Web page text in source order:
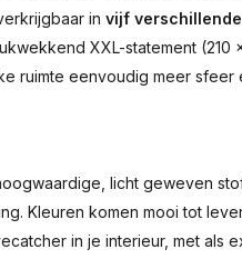
in vijf
XXL-statement (210
ruimte eenvoudig meer sfeer
licht geweven
Kleuren komen mooi tot
in je interieur, met als